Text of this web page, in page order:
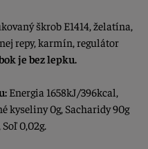
škrob E1414, želatína,
repy, karmín, regulátor
je bez lepku.
Energia 1658kJ/396kcal,
kyseliny 0g, Sacharidy 90g
0,02g.